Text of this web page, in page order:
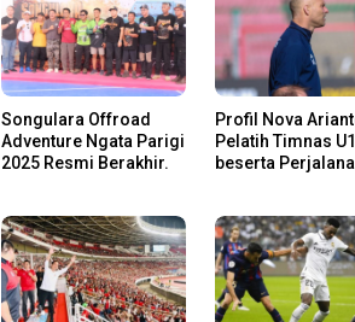
Songulara Offroad
Adventure Ngata Parigi
2025 Resmi Berakhir.
Profil Nova
Pelatih Timnas
beserta